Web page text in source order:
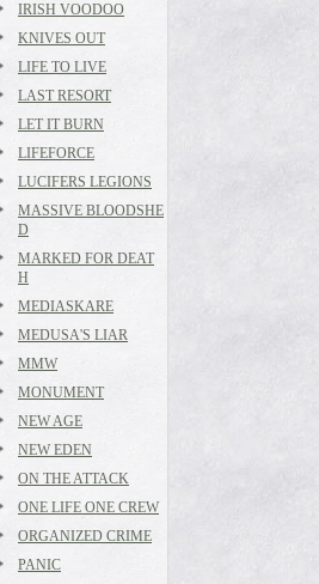
IRISH VOODOO
KNIVES OUT
LIFE TO LIVE
LAST RESORT
LET IT BURN
LIFEFORCE
LUCIFERS LEGIONS
MASSIVE BLOODSHE
D
MARKED FOR DEAT
H
MEDIASKARE
MEDUSA'S LIAR
MMW
MONUMENT
NEW AGE
NEW EDEN
ON THE ATTACK
ONE LIFE ONE CREW
ORGANIZED CRIME
PANIC